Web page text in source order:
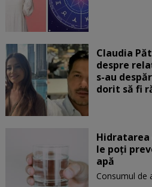
Claudia
despre
s-au
dorit să fi
Hidratarea
le poți
apă
Consumul de